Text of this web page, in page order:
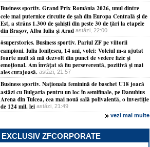
Business sportiv. Grand Prix România 2026, unul dintre
cele mai puternice circuite de şah din Europa Centrală şi de
Est, a strâns 1.300 de şahişti din peste 30 de ţări la etapele
din Braşov, Alba Iulia şi Arad astăzi, 22:00
#superstories. Business sportiv. Pariul ZF pe viitorii
campioni. Iulia Ioniţescu, 14 ani, volei: Voleiul m-a ajutat
foarte mult să mă dezvolt din punct de vedere fizic şi
emoţional. Am învăţat să fiu perseverentă, pozitivă şi mai
ales curajoasă. astăzi, 21:57
Business sportiv. Naţionala feminină de baschet U18 joacă
astăzi cu Bulgaria pentru un loc în semifinale, pe Danubius
Arena din Tulcea, cea mai nouă sală polivalentă, o investiţie
de 124 mil. lei astăzi, 21:49
vezi mai multe
EXCLUSIV ZFCORPORATE